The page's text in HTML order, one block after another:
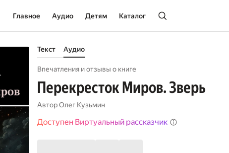
Главное Аудио Детям Каталог
Текст Аудио
Впечатления и отзывы о книге
Перекресток Миров. Зверь
АвторОлег Кузьмин
Доступен Виртуальный рассказчик